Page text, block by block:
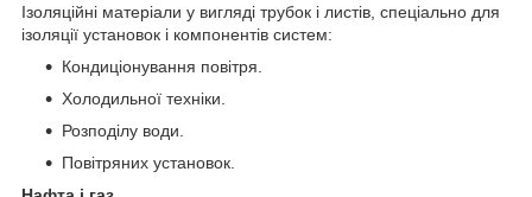
Ізоляційні матеріали у вигляді трубок і листів, спеціально для
ізоляції установок і компонентів систем:
Кондиціонування повітря.
Холодильної техніки.
Розподілу води.
Повітряних установок.